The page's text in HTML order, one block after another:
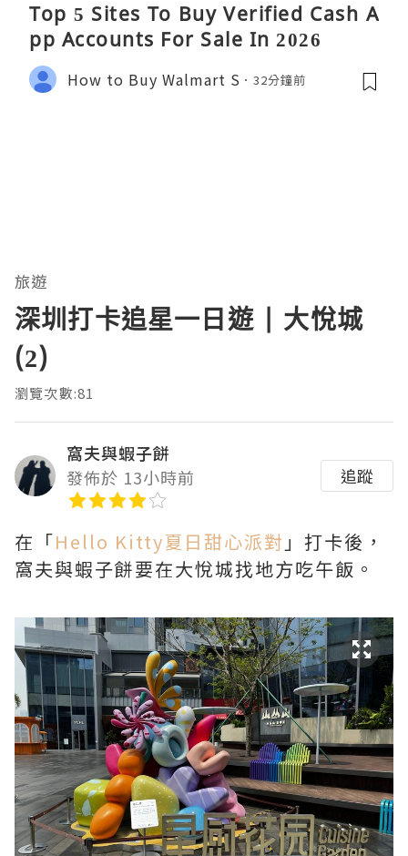
Top 5 Sites To Buy Verified Cash A
pp Accounts For Sale In 2026
How to Buy Walmart S 32分鐘前
旅遊
深圳打卡追星一日遊 | 大悅城
(2)
瀏覽次數:81
窩夫與蝦子餅
發佈於 13小時前
追蹤
在「Hello Kitty夏日甜心派對 」打卡後，
窩夫與蝦子餅要在大悅城找地方吃午飯。